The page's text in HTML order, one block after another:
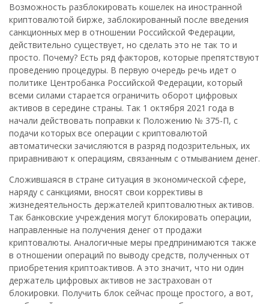
Возможность разблокировать кошелек на иностранной
криптовалютой бирже, заблокированный после введения
санкционных мер в отношении Российской Федерации,
действительно существует, но сделать это не так то и
просто. Почему? Есть ряд факторов, которые препятствуют
проведению процедуры. В первую очередь речь идет о
политике Центробанка Российской Федерации, который
всеми силами старается ограничить оборот цифровых
активов в середине страны. Так 1 октября 2021 года в
начали действовать поправки к Положению № 375-П, с
подачи которых все операции с криптовалютой
автоматически зачисляются в разряд подозрительных, их
приравнивают к операциям, связанным с отмыванием денег.
Сложившаяся в стране ситуация в экономической сфере,
наряду с санкциями, вносят свои коррективы в
жизнедеятельность держателей криптовалютных активов.
Так банковские учреждения могут блокировать операции,
направленные на получения денег от продажи
криптовалюты. Аналогичные меры предпринимаются также
в отношении операций по выводу средств, полученных от
приобретения криптоактивов. А это значит, что ни один
держатель цифровых активов не застрахован от
блокировки. Получить блок сейчас проще простого, а вот,